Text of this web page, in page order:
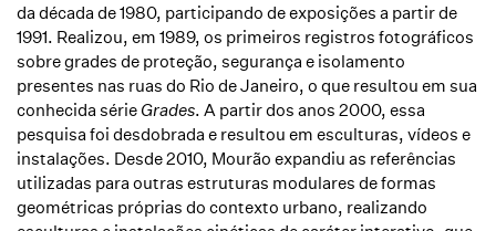
da década de 1980, participando de exposições a partir de
1991. Realizou, em 1989, os primeiros registros fotográficos
sobre grades de proteção, segurança e isolamento
presentes nas ruas do Rio de Janeiro, o que resultou em sua
conhecida série Grades. A partir dos anos 2000, essa
pesquisa foi desdobrada e resultou em esculturas, vídeos e
instalações. Desde 2010, Mourão expandiu as referências
utilizadas para outras estruturas modulares de formas
geométricas próprias do contexto urbano, realizando